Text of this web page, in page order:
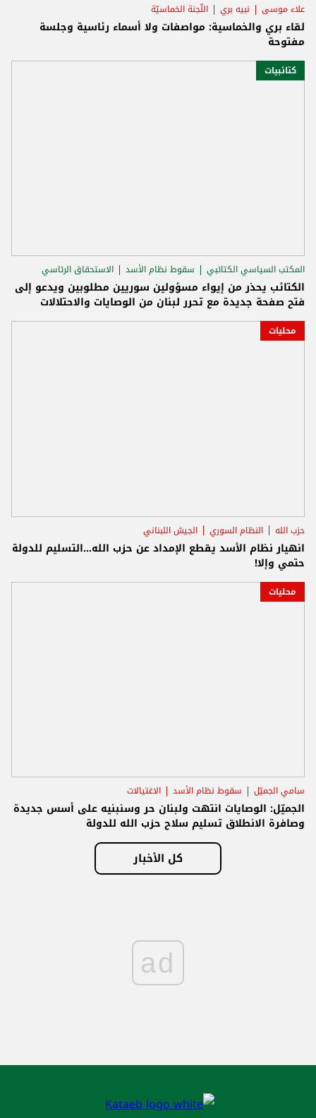
علاء موسى نبيه بري اللّجنة الخماسيّة
لقاء بري والخماسية: مواصفات ولا أسماء رئاسية وجلسة
مفتوحة
كتائبيات
المكتب السياسي الكتائبي سقوط نظام الأسد الاستحقاق الرئاسي
الكتائب يحذر من إيواء مسؤولين سوريين مطلوبين ويدعو إلى
فتح صفحة جديدة مع تحرر لبنان من الوصايات والاحتلالات
محليات
حزب الله النظام السوري الجيش اللبناني
انهيار نظام الأسد يقطع الإمداد عن حزب الله...التسليم للدولة
حتمي وإلا!
محليات
سامي الجميّل سقوط نظام الأسد الاغتيالات
الجميّل: الوصايات انتهت ولبنان حر وسنبنيه على أسس جديدة
وصافرة الانطلاق تسليم سلاح حزب الله للدولة
كل الأخبار
ad